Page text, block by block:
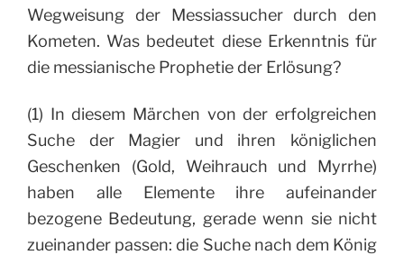
Wegweisung der Messiassucher durch den
Kometen. Was bedeutet diese Erkenntnis für
die messianische Prophetie der Erlösung?
(1) In diesem Märchen von der erfolgreichen
Suche der Magier und ihren königlichen
Geschenken (Gold, Weihrauch und Myrrhe)
haben alle Elemente ihre aufeinander
bezogene Bedeutung, gerade wenn sie nicht
zueinander passen: die Suche nach dem König